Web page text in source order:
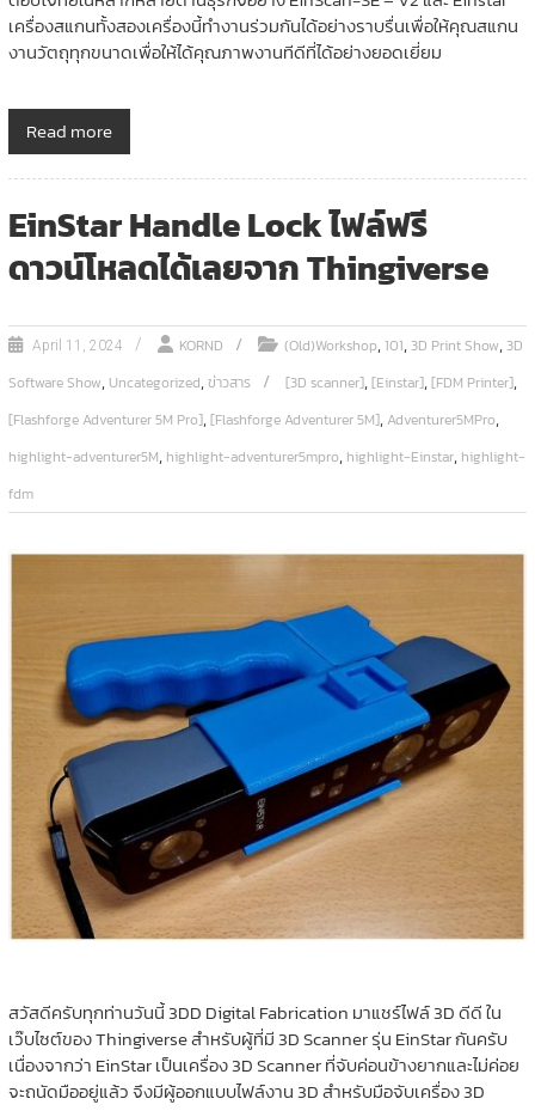
เครื่องสแกนทั้งสองเครื่องนี้ทำงานร่วมกันได้อย่างราบรื่นเพื่อให้คุณสแกน
งานวัตถุทุกขนาดเพื่อให้ได้คุณภาพงานทีดีที่ได้อย่างยอดเยี่ยม
Read more
EinStar Handle Lock ไฟล์ฟรี
ดาวน์โหลดได้เลยจาก Thingiverse
April 11, 2024 KORND (Old)Workshop,101,3D Print Show,3D
Software Show, Uncategorized,ข่าวสาร [3D scanner],[Einstar],[FDM Printer],
[Flashforge Adventurer 5M Pro],[Flashforge Adventurer 5M], Adventurer5MPro,
highlight-adventurer5M, highlight-adventurer5mpro, highlight-Einstar, highlight-
fdm
สวัสดีครับทุกท่านวันนี้ 3DD Digital Fabrication มาแชร์ไฟล์ 3D ดีดี ใน
เว๊บไซต์ของ Thingiverse สำหรับผู้ที่มี 3D Scanner รุ่น EinStar กันครับ
เนื่องจากว่า EinStar เป็นเครื่อง 3D Scanner ที่จับค่อนข้างยากและไม่ค่อย
จะถนัดมืออยู่แล้ว จึงมีผู้ออกแบบไฟล์งาน 3D สำหรับมือจับเครื่อง 3D